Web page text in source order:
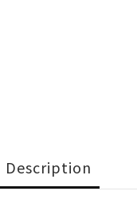
Description